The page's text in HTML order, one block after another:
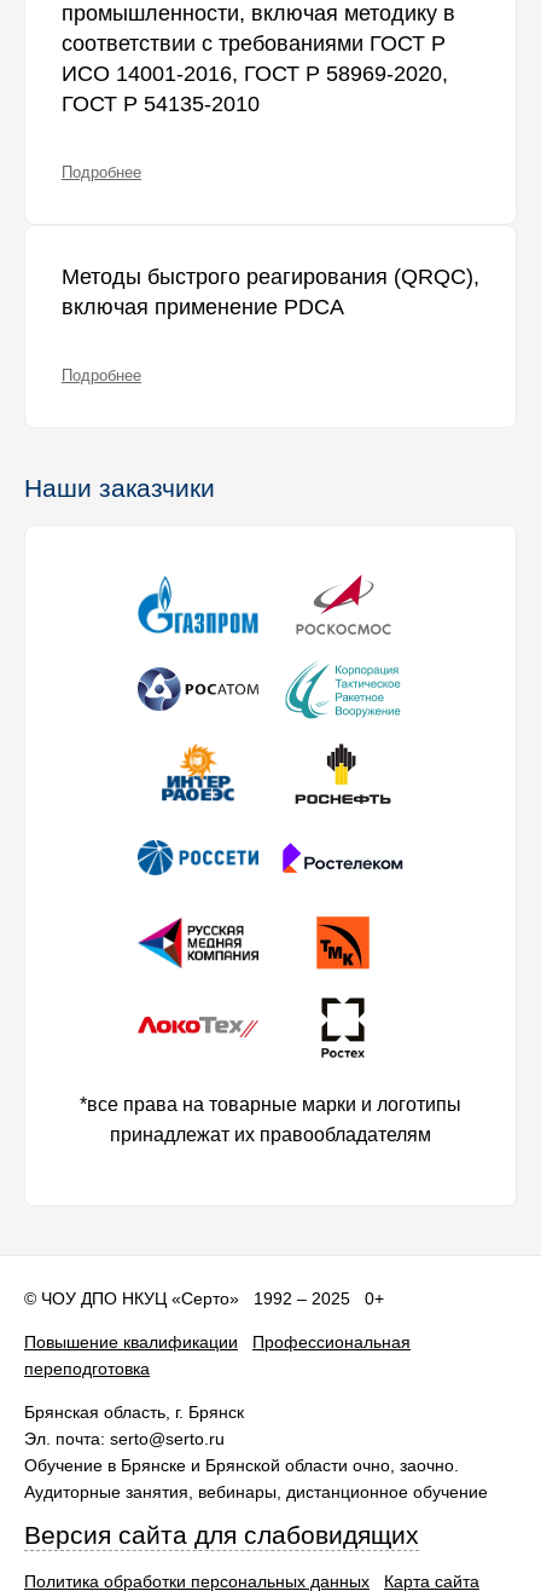
промышленности, включая методику в
соответствии с требованиями ГОСТ Р
ИСО 14001-2016, ГОСТ Р 58969-2020,
ГОСТ Р 54135-2010
Подробнее
Методы быстрого реагирования (QRQC),
включая применение PDCA
Подробнее
Наши заказчики
*все права на товарные марки и логотипы
принадлежат их правообладателям
© ЧОУ ДПО НКУЦ «Серто» 1992 – 2025 0+
Повышение квалификации
Профессиональная
переподготовка
Брянская область , г. Брянск
Эл. почта: serto@serto.ru
Обучение в Брянске и Брянской области очно, заочно.
Аудиторные занятия, вебинары, дистанционное обучение
Версия сайта для слабовидящих
Политика обработки персональных данных Карта сайта